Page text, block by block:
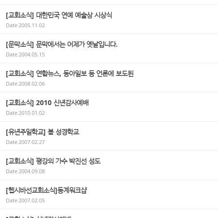
[교회소식] 대한민국 연예 예술상 시상식
Date2005.11.02
[문막소식] 문막에서는 어제가 옛날입니다.
Date2004.05.15
[교회소식] 연합뉴스, 동아일보 등 언론에 보도된
Date2008.02.06
[교회소식] 2010 신년감사예배
Date2010.01.02
[유년주일학교] 봄 성경학교
Date2007.02.27
[교회소식] 평강의 가수 박진선 성도
Date2004.09.08
[헵시바선교회소식]동계워크샵
Date2007.02.05